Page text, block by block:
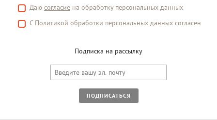
Даю согласие на обработку персональных данных
С Политикой обработки персональных данных согласен
Подписка на рассылку
ПОДПИСАТЬСЯ